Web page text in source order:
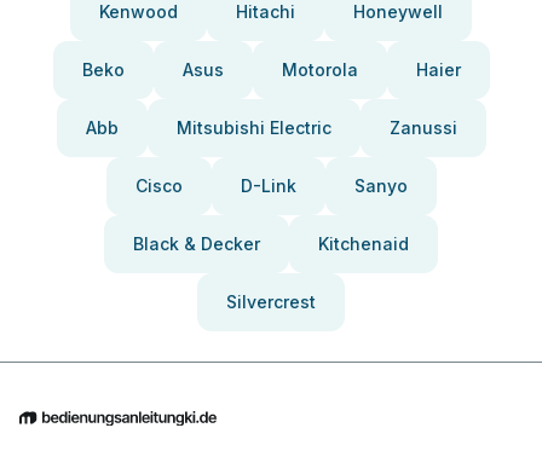
Kenwood Hitachi Honeywell
Beko Asus Motorola Haier
Abb Mitsubishi Electric Zanussi
Cisco D-Link Sanyo
Black & Decker Kitchenaid
Silvercrest